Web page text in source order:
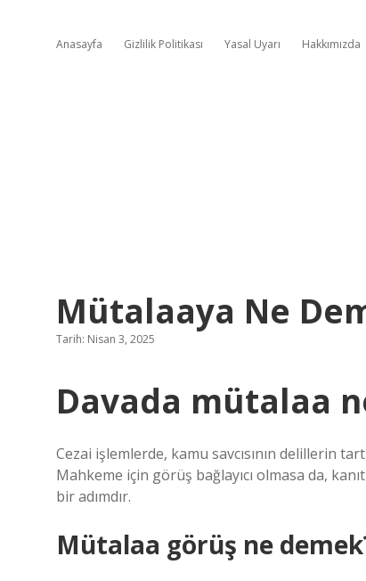
Anasayfa Gizlilik Politikası Yasal Uyarı Hakkımızda
Mütalaaya Ne
Tarih: Nisan 3, 2025
Davada mütalaa
Cezai işlemlerde, kamu savcısının delillerin
Mahkeme için görüş bağlayıcı olmasa da,
bir adımdır.
Mütalaa görüş ne